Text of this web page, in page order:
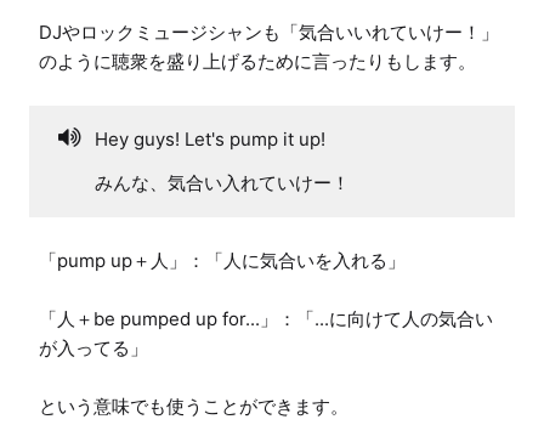
DJやロックミュージシャンも「気合いいれていけー！」
のように聴衆を盛り上げるために言ったりもします。
Hey guys! Let's pump it up!
みんな、気合い入れていけー！
「pump up＋人」：「人に気合いを入れる」
「人＋be pumped up for...」：「...に向けて人の気合い
が入ってる」
という意味でも使うことができます。